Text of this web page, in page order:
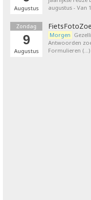
Augustus
augustus - Van
Zondag
9
Augustus
Morgen
Antwoorden
Formulieren (…)